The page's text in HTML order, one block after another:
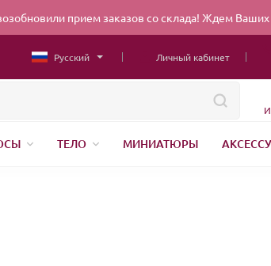
прием заказов со склада! Ждем Ваших
Русский Личный кабинет
ТЕЛО МИНИАТЮРЫ